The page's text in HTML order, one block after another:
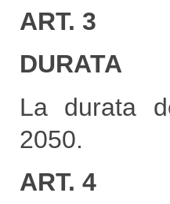
ART. 3
DURATA
La durata
2050.
ART. 4